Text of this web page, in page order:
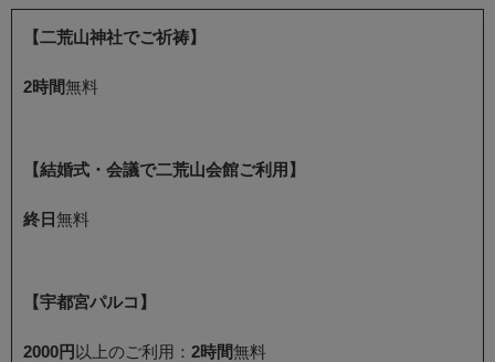
【二荒山神社でご祈祷】
2時間無料
【結婚式・会議で二荒山会館ご利用】
終日 無料
【宇都宮パルコ】
2000円 以上のご利用： 2時間無料